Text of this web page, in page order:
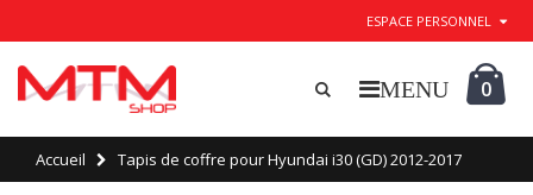
ESPACE PERSONNEL
0
Accueil Tapis de coffre pour Hyundai i30 (GD) 2012-2017